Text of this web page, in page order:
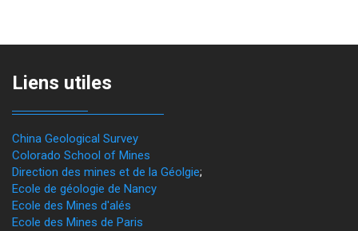
Liens utiles
China Geological Survey
Colorado School of Mines
Direction des mines et de la Géolgie;
Ecole de géologie de Nancy
Ecole des Mines d'alés
Ecole des Mines de Paris